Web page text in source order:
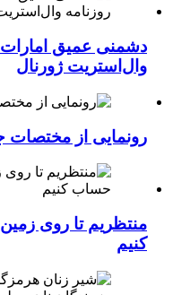
دشمنی عمیق امارات
وال‌استریت ژورنال
رونمایی از مختصات
منتظریم تا روی
کنیم